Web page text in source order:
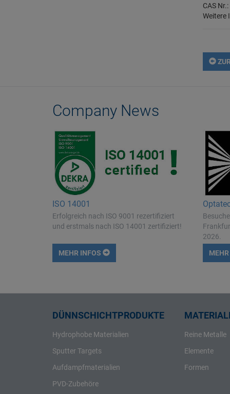
CAS Nr.:
Weitere
Company News
ISO 14001
Erfolgreich nach ISO 9001 rezertifiziert
und erstmals nach ISO 14001 zertifiziert!
MEHR INFOS
2026.
DÜNNSCHICHTPRODUKTE
Hydrophobe Materialien
Sputter Targets
Aufdampfmaterialien
PVD-Zubehöre
Reine Metalle
Elemente
Formen